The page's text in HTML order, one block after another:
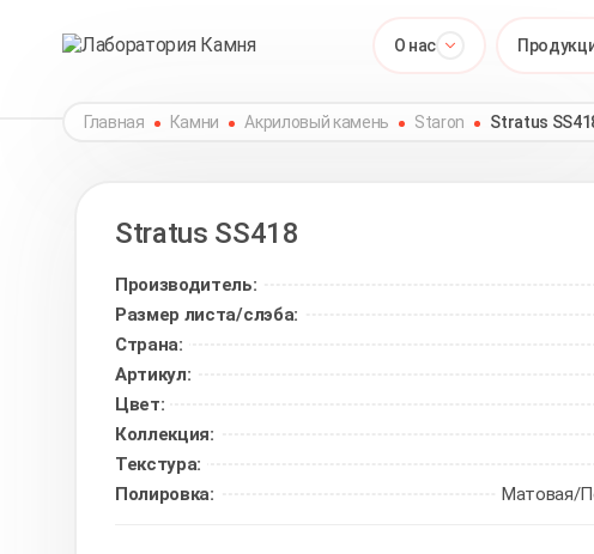
О нас
Главная Камни Акриловый камень Staron Stratus
Stratus SS418
Производитель:
Размер листа/слэба:
Страна:
Артикул:
Цвет:
Коллекция:
Текстура:
Полировка:
Матовая/